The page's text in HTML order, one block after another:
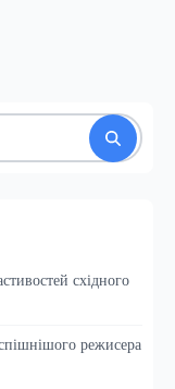
східного
режисера